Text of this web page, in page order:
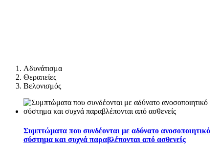
Αδυνάτισμα
Θεραπείες
Βελονισμός
Συμπτώματα που συνδέονται με αδύνατο ανοσοποιητικό
σύστημα και συχνά παραβλέπονται από ασθενείς